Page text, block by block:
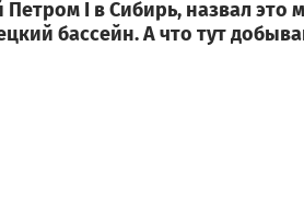
I в Сибирь, назвал
бассейн. А что тут